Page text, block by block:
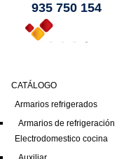
935 750 154
CATÁLOGO
Armarios refrigerados
Armarios de refrigeración
Electrodomestico cocina